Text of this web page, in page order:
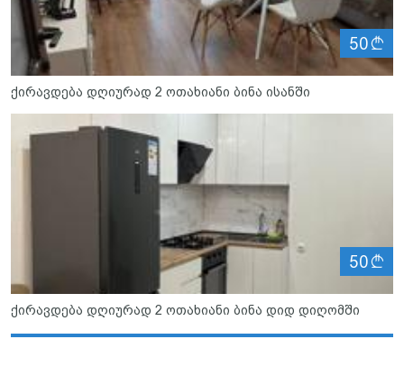
50
ქირავდება დღიურად 2 ოთახიანი ბინა ისანში
50
ქირავდება დღიურად 2 ოთახიანი ბინა დიდ დიღომში